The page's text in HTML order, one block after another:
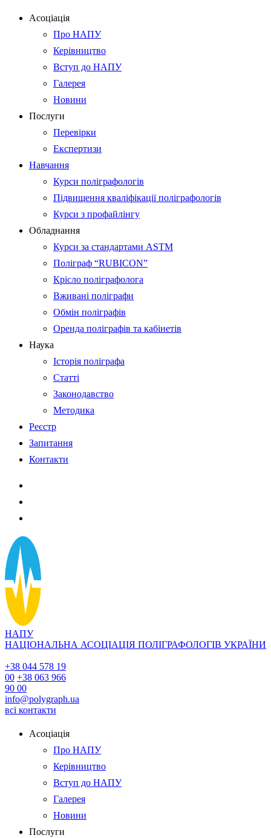
Асоціація
Про НАПУ
Керівництво
Вступ до НАПУ
Галерея
Новини
Послуги
Перевірки
Експертизи
Навчання
Курси поліграфологів
Підвищення кваліфікації поліграфологів
Курси з профайлінгу
Обладнання
Курси за стандартами ASTM
Поліграф “RUBICON”
Крісло поліграфолога
Вживані поліграфи
Обмін поліграфів
Оренда поліграфів та кабінетів
Наука
Історія поліграфа
Статті
Законодавство
Методика
Реєстр
Запитання
Контакти
НАПУ
НАЦІОНАЛЬНА АСОЦІАЦІЯ ПОЛІГРАФОЛОГІВ УКРАЇНИ
+38 044 578 19
00 +38 063 966
90 00
info@polygraph.ua
всі контакти
Асоціація
Про НАПУ
Керівництво
Вступ до НАПУ
Галерея
Новини
Послуги